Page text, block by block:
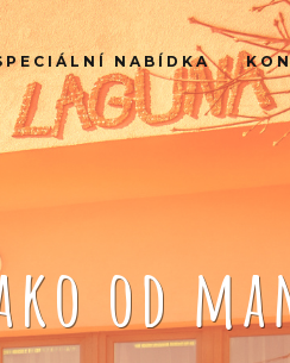
NABÍDKA
od